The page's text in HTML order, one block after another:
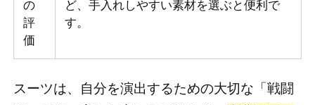
の
評
価
ど、手入れしやすい素材を選ぶと便利で
す。
スーツは、自分を演出するための大切な「戦闘